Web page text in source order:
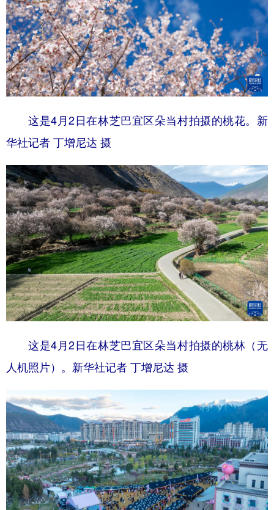
这是4月2日在林芝巴宜区朵当村拍摄的桃花。新
华社记者 丁增尼达 摄
这是4月2日在林芝巴宜区朵当村拍摄的桃林（无
人机照片）。新华社记者 丁增尼达 摄